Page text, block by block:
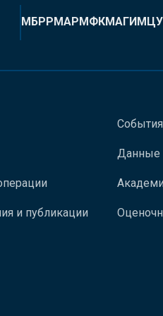
МБРРМАРМФКМАГИ
и публикации
События
Данные